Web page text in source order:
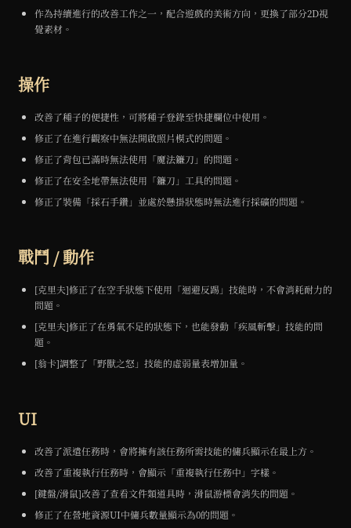
作為持續進行的改善工作之一，配合遊戲的美術方向，更換了部分2D視
覺素材。
操作
改善了種子的便捷性，可將種子登錄至快捷欄位中使用。
修正了在進行觀察中無法開啟照片模式的問題。
修正了背包已滿時無法使用「魔法鐮刀」的問題。
修正了在安全地帶無法使用「鐮刀」工具的問題。
修正了裝備「採石手鑽」並處於懸掛狀態時無法進行採礦的問題。
戰鬥 / 動作
[克里夫]修正了在空手狀態下使用「迴避反踢」技能時，不會消耗耐力的
問題。
[克里夫]修正了在勇氣不足的狀態下，也能發動「疾風斬擊」技能的問
題。
[翁卡]調整了「野獸之怒」技能的虛弱量表增加量。
UI
改善了派遣任務時，會將擁有該任務所需技能的傭兵顯示在最上方。
改善了重複執行任務時，會顯示「重複執行任務中」字樣。
[鍵盤/滑鼠]改善了查看文件類道具時，滑鼠游標會消失的問題。
修正了在營地資源UI中傭兵數量顯示為0的問題。